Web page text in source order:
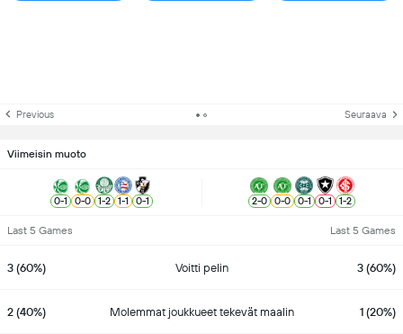
Previous Seuraava
Viimeisin muoto
0-1 0-0 1-2 1-1 0-1 2-0 0-0 0-1 0-1 1-2
Last 5 Games Last 5 Games
3 (60%) Voitti pelin 3 (60%)
2 (40%) Molemmat joukkueet tekevät maalin 1 (20%)